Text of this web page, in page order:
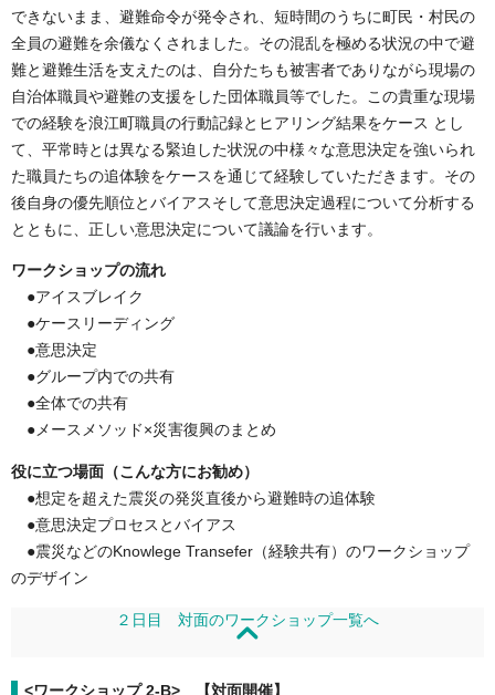
できないまま、避難命令が発令され、短時間のうちに町民・村民の
全員の避難を余儀なくされました。その混乱を極める状況の中で避
難と避難生活を支えたのは、自分たちも被害者でありながら現場の
自治体職員や避難の支援をした団体職員等でした。この貴重な現場
での経験を浪江町職員の行動記録とヒアリング結果をケース とし
て、平常時とは異なる緊迫した状況の中様々な意思決定を強いられ
た職員たちの追体験をケースを通じて経験していただきます。その
後自身の優先順位とバイアスそして意思決定過程について分析する
とともに、正しい意思決定について議論を行います。
ワークショップの流れ
●アイスブレイク
●ケースリーディング
●意思決定
●グループ内での共有
●全体での共有
●メースメソッド×災害復興のまとめ
役に立つ場面（こんな方にお勧め）
●想定を超えた震災の発災直後から避難時の追体験
●意思決定プロセスとバイアス
●震災などのKnowlege Transefer（経験共有）のワークショップ
のデザイン
２日目 対面のワークショップ一覧へ
<ワークショップ 2-B> 【対面開催】